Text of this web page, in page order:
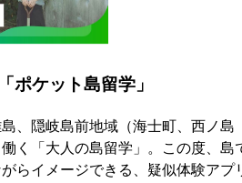
ポケット島留学 」
、隠岐島前地域（海士町、西ノ島
く「大人の島留学」。この度、島
らイメージできる、疑似体験アプ